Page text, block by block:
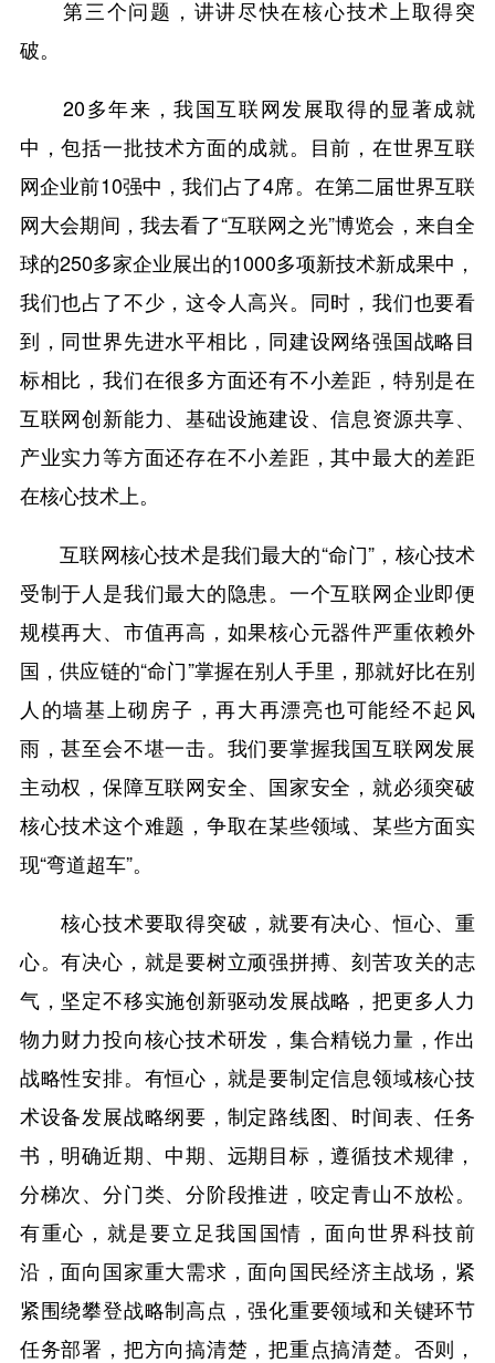
第三个问题，讲讲尽快在核心技术上取得突
破。
20多年来，我国互联网发展取得的显著成就
中，包括一批技术方面的成就。目前，在世界互联
网企业前10强中，我们占了4席。在第二届世界互联
网大会期间，我去看了“互联网之光”博览会，来自全
球的250多家企业展出的1000多项新技术新成果中，
我们也占了不少，这令人高兴。同时，我们也要看
到，同世界先进水平相比，同建设网络强国战略目
标相比，我们在很多方面还有不小差距，特别是在
互联网创新能力、基础设施建设、信息资源共享、
产业实力等方面还存在不小差距，其中最大的差距
在核心技术上。
互联网核心技术是我们最大的“命门”，核心技术
受制于人是我们最大的隐患。一个互联网企业即便
规模再大、市值再高，如果核心元器件严重依赖外
国，供应链的“命门”掌握在别人手里，那就好比在别
人的墙基上砌房子，再大再漂亮也可能经不起风
雨，甚至会不堪一击。我们要掌握我国互联网发展
主动权，保障互联网安全、国家安全，就必须突破
核心技术这个难题，争取在某些领域、某些方面实
现“弯道超车”。
核心技术要取得突破，就要有决心、恒心、重
心。有决心，就是要树立顽强拼搏、刻苦攻关的志
气，坚定不移实施创新驱动发展战略，把更多人力
物力财力投向核心技术研发，集合精锐力量，作出
战略性安排。有恒心，就是要制定信息领域核心技
术设备发展战略纲要，制定路线图、时间表、任务
书，明确近期、中期、远期目标，遵循技术规律，
分梯次、分门类、分阶段推进，咬定青山不放松。
有重心，就是要立足我国国情，面向世界科技前
沿，面向国家重大需求，面向国民经济主战场，紧
紧围绕攀登战略制高点，强化重要领域和关键环节
任务部署，把方向搞清楚，把重点搞清楚。否则，